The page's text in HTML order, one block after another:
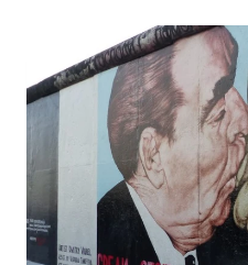
2017
#BERLIN